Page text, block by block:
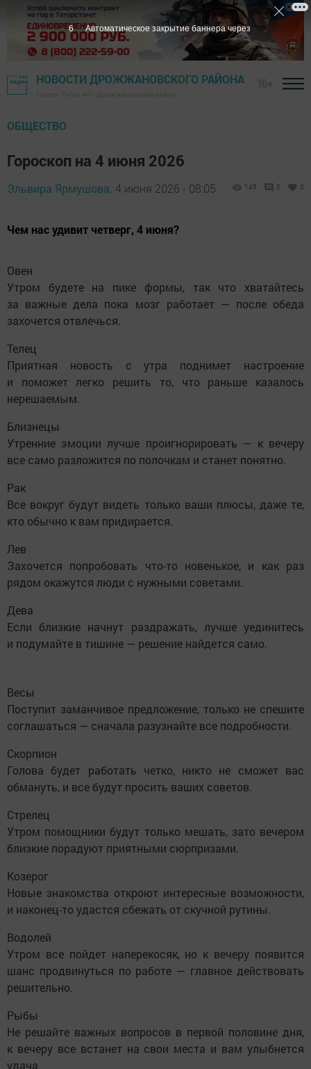
НОВОСТИ ДРОЖЖАНОВСКОГО РАЙОНА
ОБЩЕСТВО
Гороскоп на 4 июня 2026
Эльвира Ярмушова, 4 июня 2026 - 08:05 145 0 0
Чем нас удивит четверг, 4 июня?
Овен
Утром будете на пике формы, так что хватайтесь
за важные дела пока мозг работает — после обеда
захочется отвлечься.
Телец
Приятная новость с утра поднимет настроение
и поможет легко решить то, что раньше казалось
нерешаемым.
Близнецы
Утренние эмоции лучше проигнорировать — к вечеру
все само разложится по полочкам и станет понятно.
Рак
Все вокруг будут видеть только ваши плюсы, даже те,
кто обычно к вам придирается.
Лев
Захочется попробовать что-то новенькое, и как раз
рядом окажутся люди с нужными советами.
Дева
Если близкие начнут раздражать, лучше уединитесь
и подумайте в тишине — решение найдется само.
Весы
Поступит заманчивое предложение, только не спешите
соглашаться — сначала разузнайте все подробности.
Скорпион
Голова будет работать четко, никто не сможет вас
обмануть, и все будут просить ваших советов.
Стрелец
Утром помощники будут только мешать, зато вечером
близкие порадуют приятными сюрпризами.
Козерог
Новые знакомства откроют интересные возможности,
и наконец-то удастся сбежать от скучной рутины.
Водолей
Утром все пойдет наперекосяк, но к вечеру появится
шанс продвинуться по работе — главное действовать
решительно.
Рыбы
Не решайте важных вопросов в первой половине дня,
к вечеру все встанет на свои места и вам улыбнется
удача.
4 Автоматическое закрытие баннера через